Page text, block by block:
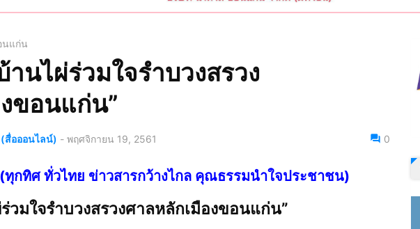
นแก่น
านไผ่ร่วมใจรำบวงสรวง
ขอนแก่น”
สื่อออนไลน์) - พฤศจิกายน 19, 2561 0
กทิศ ทั่วไทย ข่าวสารกว้างไกล คุณธรรมนำใจประชาชน)
วมใจรำบวงสรวงศาลหลักเมืองขอนแก่น”